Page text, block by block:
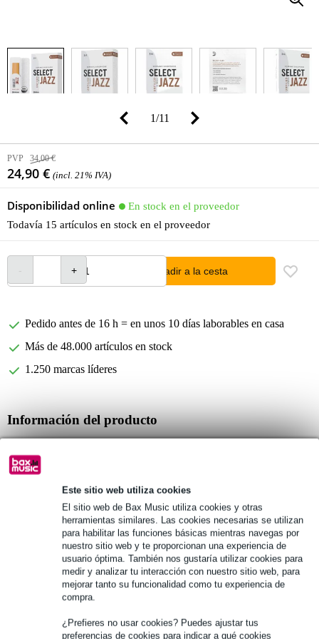
Este sitio web utiliza cookies
El sitio web de Bax Music utiliza cookies y otras
herramientas similares. Las cookies necesarias se utilizan
para habilitar las funciones básicas mientras navegas por
nuestro sitio web y te proporcionan una experiencia de
usuario óptima. También nos gustaría utilizar cookies para
medir y analizar tu interacción con nuestro sitio web, para
mejorar tanto su funcionalidad como tu experiencia de
compra.
¿Prefieres no usar cookies? Puedes ajustar tus
preferencias de cookies para indicar a qué cookies
1/11
PVP 34,00 €
24,90 € (incl. 21% IVA)
Disponibilidad online
En stock en el proveedor
Todavía 15 artículos en stock en el proveedor
añadir a la cesta
Pedido antes de 16 h = en unos 10 días laborables en casa
Más de 48.000 artículos en stock
1.250 marcas líderes
Información del producto
Modelo sin filtrar
Especificaciones completas
Véase también (12)